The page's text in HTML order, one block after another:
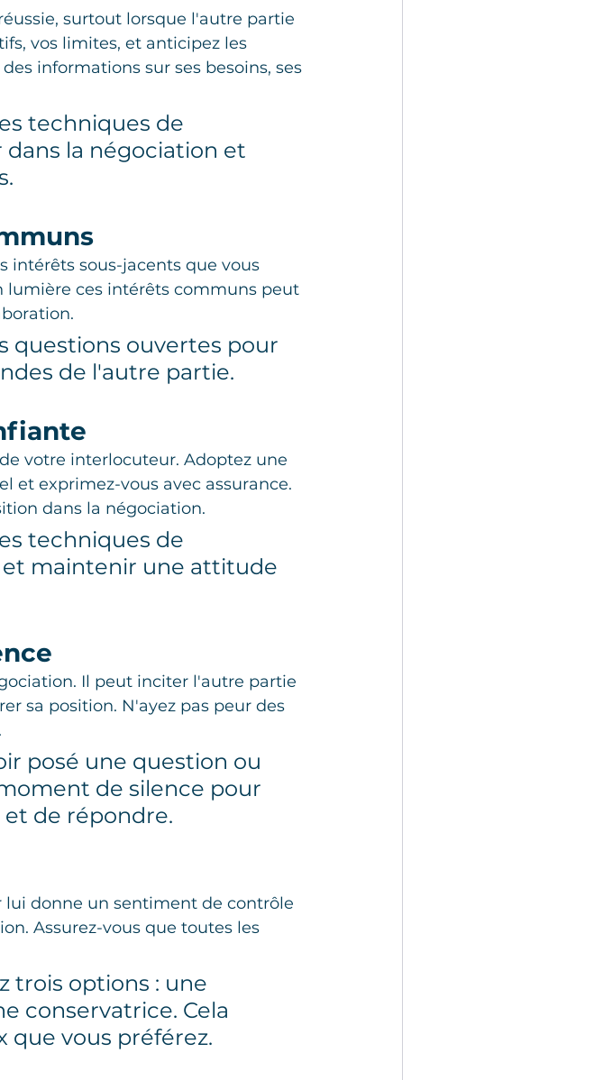
surtout lorsque l'autre partie
vos limites, et anticipez les
informations sur ses besoins, ses
techniques de
la négociation et
intérêts sous-jacents que vous
lumière ces intérêts communs peut
questions ouvertes pour
de l'autre partie.
votre interlocuteur. Adoptez une
et exprimez-vous avec assurance.
dans la négociation.
techniques de
maintenir une attitude
Il peut inciter l'autre partie
sa position. N'ayez pas peur des
posé une question ou
de silence pour
de répondre.
donne un sentiment de contrôle
Assurez-vous que toutes les
trois options : une
conservatrice. Cela
que vous préférez.